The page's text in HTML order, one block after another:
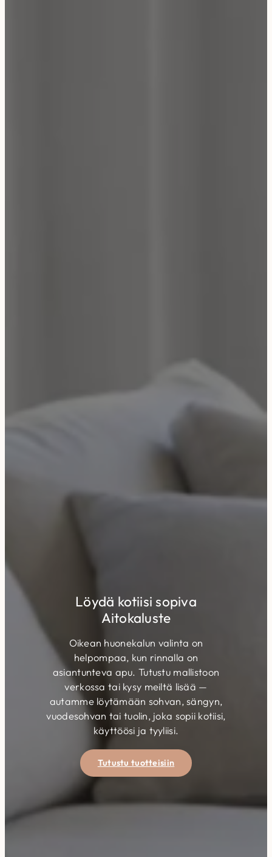
Löydä kotiisi sopiva
Aitokaluste
Oikean huonekalun valinta on
helpompaa, kun rinnalla on
asiantunteva apu. Tutustu mallistoon
verkossa tai kysy meiltä lisää —
autamme löytämään sohvan, sängyn,
vuodesohvan tai tuolin, joka sopii kotiisi,
käyttöösi ja tyyliisi.
Tutustu tuotteisiin